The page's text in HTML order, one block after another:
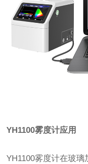
YH1100雾度计应用
YH1100雾度计在玻